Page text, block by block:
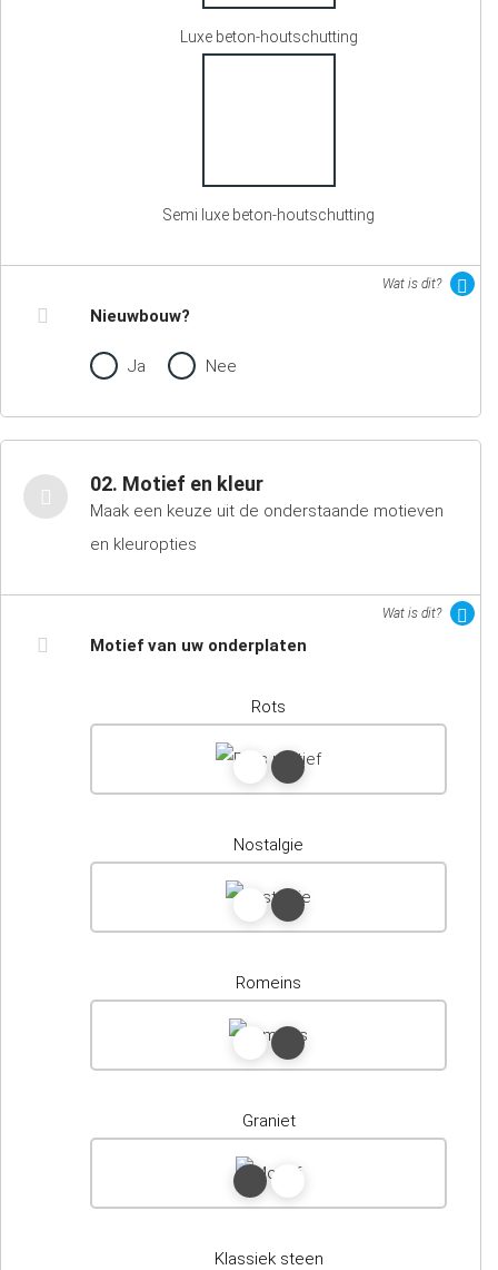
Luxe beton-houtschutting
Semi luxe beton-houtschutting
Wat is dit?
Nieuwbouw?
Ja Nee
02. Motief en kleur
Maak een keuze uit de onderstaande motieven
en kleuropties
Wat is dit?
Motief van uw onderplaten
Rots
Nostalgie
Romeins
Graniet
Klassiek steen